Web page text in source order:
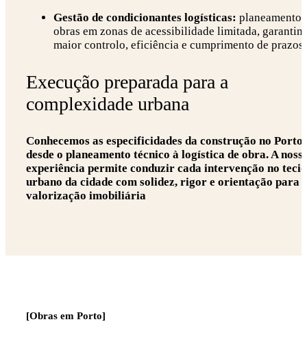
Gestão de condicionantes logísticas: planeamento
obras em zonas de acessibilidade limitada,
maior controlo, eficiência e cumprimento de prazos.
Execução preparada para a
complexidade urbana
Conhecemos as especificidades da construção no Porto,
desde o planeamento técnico à logística de obra. A
experiência permite conduzir cada intervenção no
urbano da cidade com solidez, rigor e orientação para
valorização imobiliária
[Obras em Porto]